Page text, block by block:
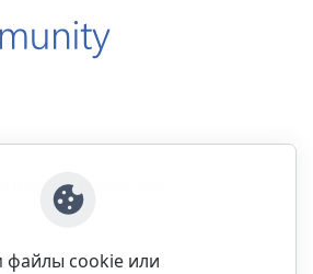
материалов
cookie или